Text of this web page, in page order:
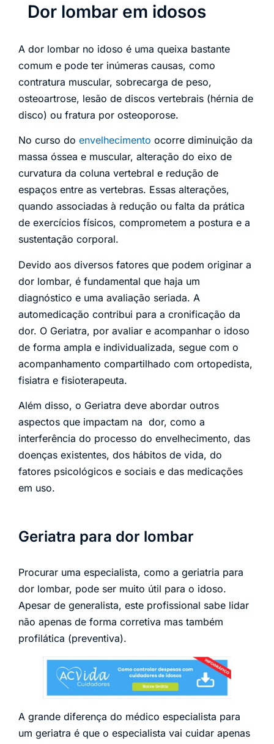
Dor lombar em idosos
A dor lombar no idoso é uma queixa bastante
comum e pode ter inúmeras causas, como
contratura muscular, sobrecarga de peso,
osteoartrose, lesão de discos vertebrais (hérnia de
disco) ou fratura por osteoporose.
No curso do envelhecimento ocorre diminuição da
massa óssea e muscular, alteração do eixo de
curvatura da coluna vertebral e redução de
espaços entre as vertebras. Essas alterações,
quando associadas à redução ou falta da prática
de exercícios físicos, comprometem a postura e a
sustentação corporal.
Devido aos diversos fatores que podem originar a
dor lombar, é fundamental que haja um
diagnóstico e uma avaliação seriada. A
automedicação contribui para a cronificação da
dor. O Geriatra, por avaliar e acompanhar o idoso
de forma ampla e individualizada, segue com o
acompanhamento compartilhado com ortopedista,
fisiatra e fisioterapeuta.
Além disso, o Geriatra deve abordar outros
aspectos que impactam na dor, como a
interferência do processo do envelhecimento, das
doenças existentes, dos hábitos de vida, do
fatores psicológicos e sociais e das medicações
em uso.
Geriatra para dor lombar
Procurar uma especialista, como a geriatria para
dor lombar, pode ser muito útil para o idoso.
Apesar de generalista, este profissional sabe lidar
não apenas de forma corretiva mas também
profilática (preventiva).
A grande diferença do médico especialista para
um geriatra é que o especialista vai cuidar apenas